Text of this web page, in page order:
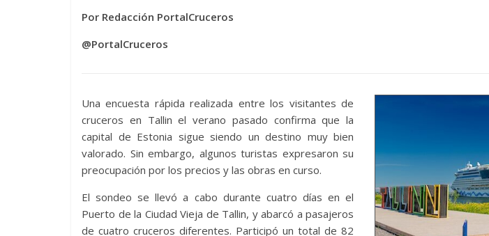
Por Redacción PortalCruceros
@PortalCruceros
Una encuesta rápida realizada entre los visitantes de
cruceros en Tallin el verano pasado confirma que la
capital de Estonia sigue siendo un destino muy bien
valorado. Sin embargo, algunos turistas expresaron su
preocupación por los precios y las obras en curso.
El sondeo se llevó a cabo durante cuatro días en el
Puerto de la Ciudad Vieja de Tallin, y abarcó a pasajeros
de cuatro cruceros diferentes. Participó un total de 82